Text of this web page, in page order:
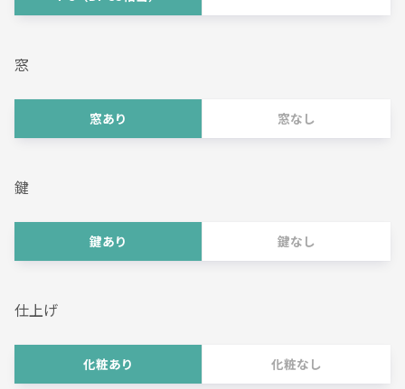
窓
窓あり 窓なし
鍵
鍵あり 鍵なし
仕上げ
化粧あり 化粧なし